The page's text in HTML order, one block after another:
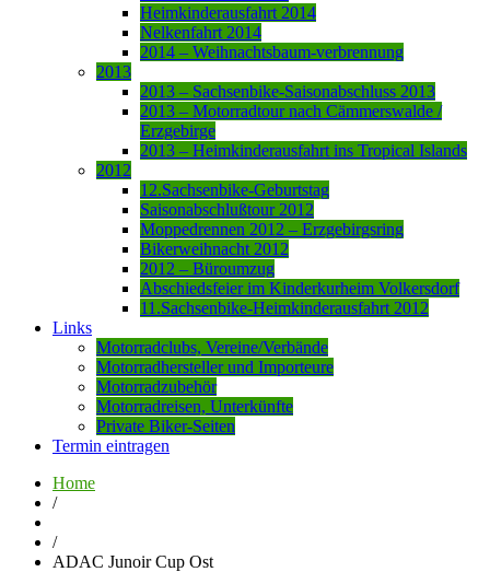
Heimkinderausfahrt 2014
Nelkenfahrt 2014
2014 – Weihnachtsbaum-verbrennung
2013
2013 – Sachsenbike-Saisonabschluss 2013
2013 – Motorradtour nach Cämmerswalde /
Erzgebirge
2013 – Heimkinderausfahrt ins Tropical Islands
2012
12.Sachsenbike-Geburtstag
Saisonabschlußtour 2012
Moppedrennen 2012 – Erzgebirgsring
Bikerweihnacht 2012
2012 – Büroumzug
Abschiedsfeier im Kinderkurheim Volkersdorf
11.Sachsenbike-Heimkinderausfahrt 2012
Links
Motorradclubs, Vereine/Verbände
Motorradhersteller und Importeure
Motorradzubehör
Motorradreisen, Unterkünfte
Private Biker-Seiten
Termin eintragen
Home
/
/
ADAC Junoir Cup Ost